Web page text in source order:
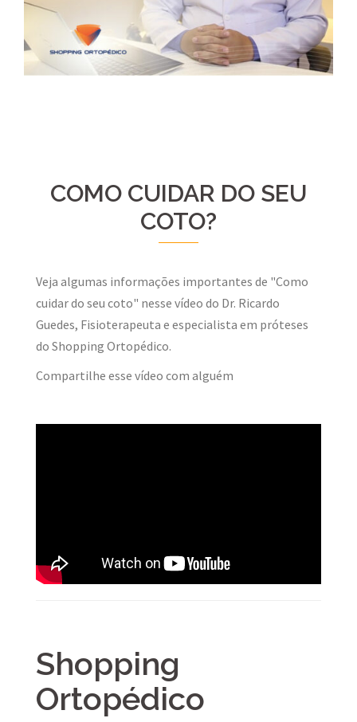
COMO CUIDAR DO SEU
COTO?
Veja algumas informações importantes de "Como
cuidar do seu coto" nesse vídeo do Dr. Ricardo
Guedes, Fisioterapeuta e especialista em próteses
do Shopping Ortopédico.
Compartilhe esse vídeo com alguém
Shopping
Ortopédico